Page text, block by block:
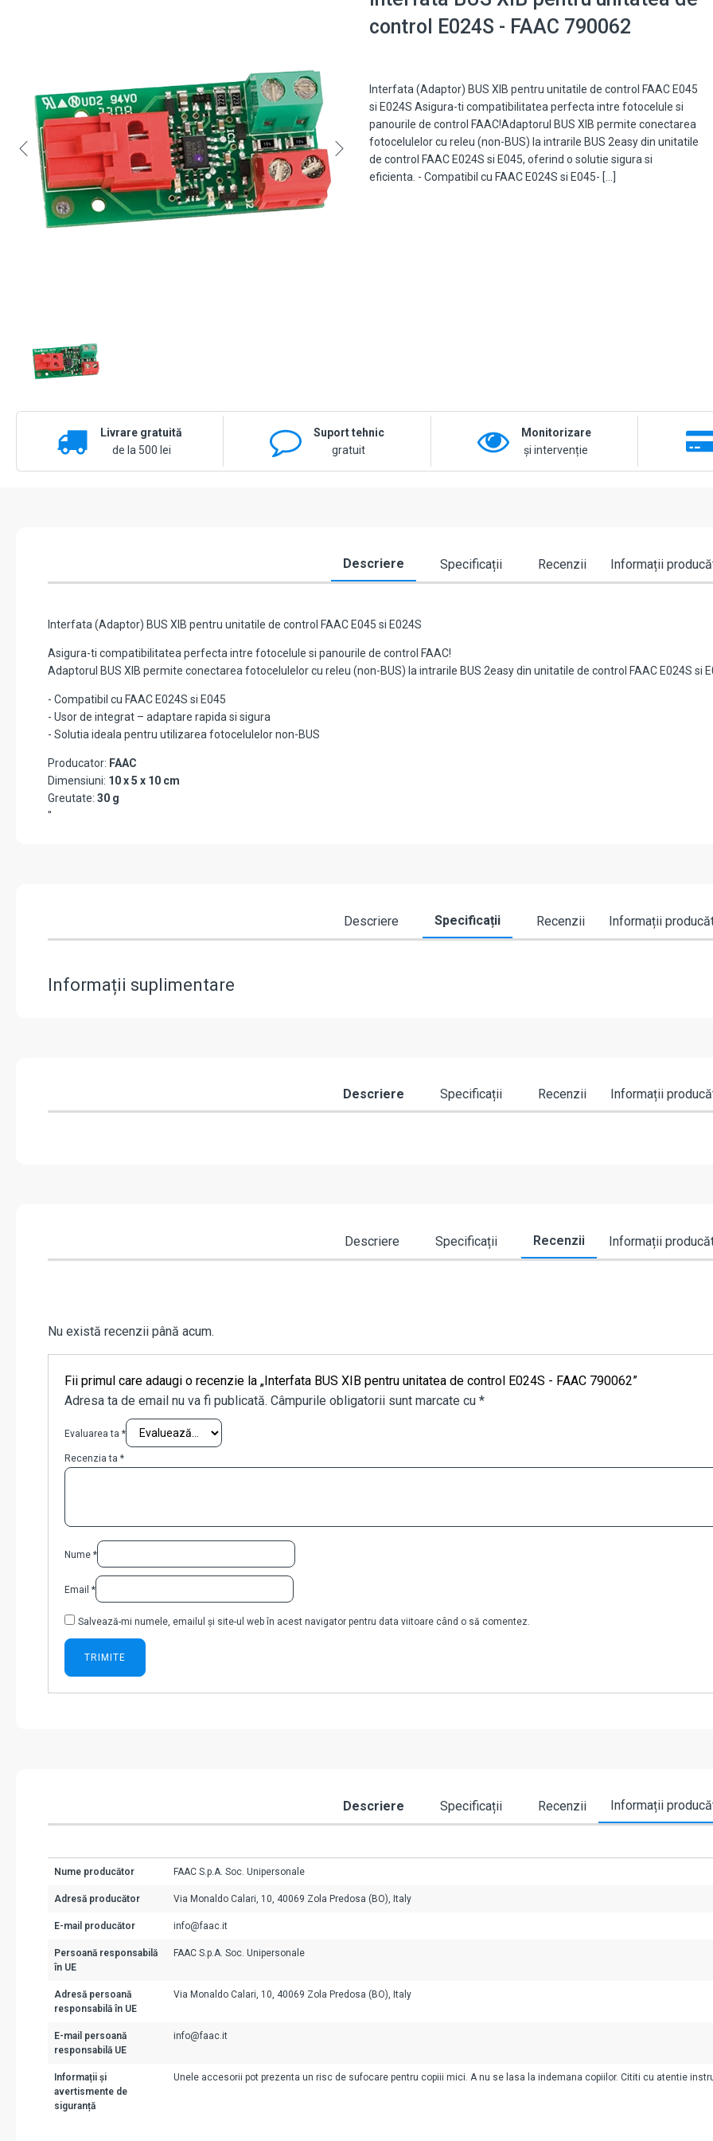
control E024S - FAAC 790062
Interfata (Adaptor) BUS XIB pentru unitatile de control FAAC E045
si E024S Asigura-ti compatibilitatea perfecta intre fotocelule si
panourile de control FAAC!Adaptorul BUS XIB permite conectarea
fotocelulelor cu releu (non-BUS) la intrarile BUS 2easy din unitatile
de control FAAC E024S si E045, oferind o solutie sigura si
eficienta. - Compatibil cu FAAC E024S si E045- […]
Livrare gratuită
de la 500 lei
Suport tehnic
gratuit
Monitorizare
și intervenție
Descriere Specificații Recenzii Informații
Interfata (Adaptor) BUS XIB pentru unitatile de control FAAC E045 si E024S
Asigura-ti compatibilitatea perfecta intre fotocelule si panourile de control FAAC!
Adaptorul BUS XIB permite conectarea fotocelulelor cu releu (non-BUS) la intrarile BUS 2easy din unitatile de control FAAC E024S si
- Compatibil cu FAAC E024S si E045
- Usor de integrat – adaptare rapida si sigura
- Solutia ideala pentru utilizarea fotocelulelor non-BUS
Producator: FAAC
Dimensiuni: 10 x 5 x 10 cm
Greutate: 30 g
"
Descriere Specificații Recenzii Informații
Informații suplimentare
Descriere Specificații Recenzii Informații
Descriere Specificații Recenzii Informații
Nu există recenzii până acum.
Fii primul care adaugi o recenzie la „Interfata BUS XIB pentru unitatea de control E024S - FAAC 790062”
Adresa ta de email nu va fi publicată. Câmpurile obligatorii sunt marcate cu *
Evaluarea ta *
Recenzia ta *
Nume *
Email *
Salvează-mi numele, emailul și site-ul web în acest navigator pentru data viitoare când o să comentez.
Descriere Specificații Recenzii Informații
Nume producător FAAC S.p.A. Soc. Unipersonale
Adresă producător Via Monaldo Calari, 10, 40069 Zola Predosa (BO), Italy
E-mail producător info@faac.it
Persoană responsabilă
în UE
FAAC S.p.A. Soc. Unipersonale
Adresă persoană
responsabilă în UE
Via Monaldo Calari, 10, 40069 Zola Predosa (BO), Italy
E-mail persoană
responsabilă UE
info@faac.it
Informații și
avertismente de
siguranță
Unele accesorii pot prezenta un risc de sufocare pentru copiii mici. A nu se lasa la indemana copiilor. Cititi cu atentie